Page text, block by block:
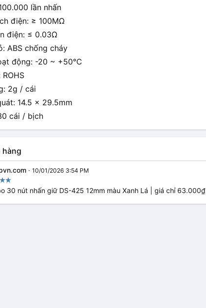
lần nhấn
điện: ≥ 100MΩ
điện: ≤ 0.03Ω
ABS chống cháy
động: -20 ~ +50℃
2g / cái
14.5 x 29.5mm
cái / bịch
hàng
· 10/01/2026 3:54 PM
30 nút nhấn giữ DS-425 12mm màu Xanh Lá | giá chỉ 63.000₫